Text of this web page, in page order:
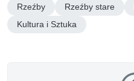
Rzeźby Rzeźby stare
Kultura i Sztuka